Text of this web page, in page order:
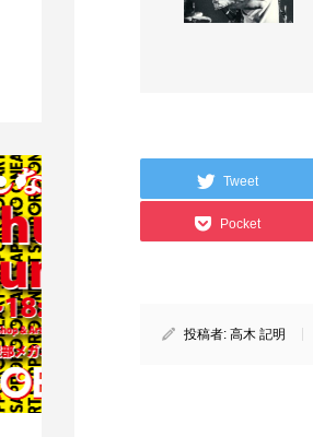
Tweet
Pocket
投稿者:高木 記明